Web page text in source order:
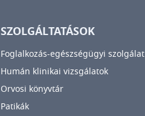
SZOLGÁLTATÁSOK
Foglalkozás-egészségügyi szolgálat
Humán klinikai vizsgálatok
Orvosi könyvtár
Patikák